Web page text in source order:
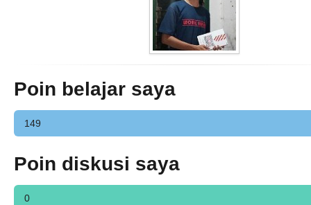
Poin belajar saya
149
Poin diskusi saya
0